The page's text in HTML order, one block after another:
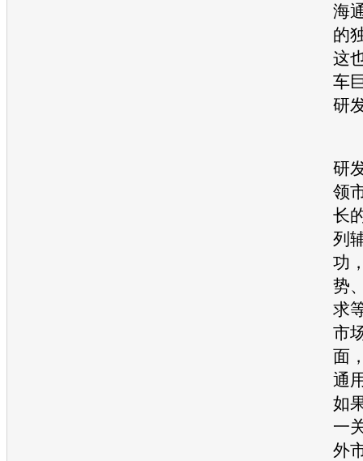
海
的
这
车
研
研
领
长
列
功
势
求
市
面
通
如
一
外